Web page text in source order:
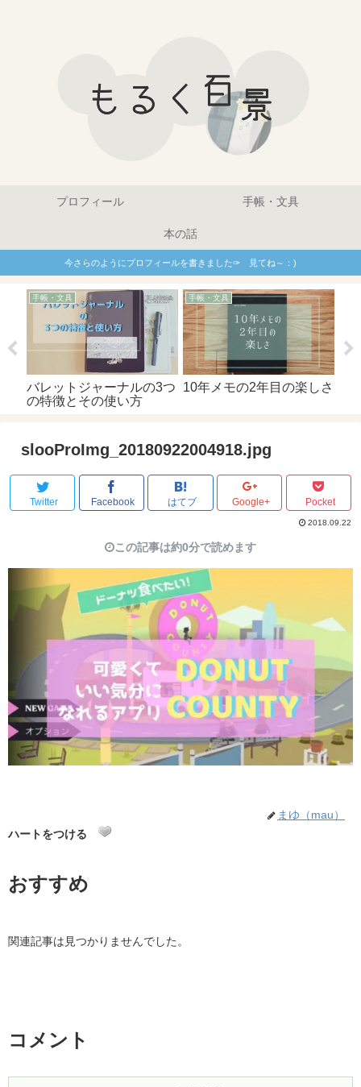
プロフィール 手帳・文具
本の話
今さらのようにプロフィールを書きました✑ 見てね～：)
手帳・文具
バレットジャーナルの3つ
の特徴とその使い方
手帳・文具
10年メモの2年目の楽しさ
slooProImg_20180922004918.jpg
Twitter Facebook はてブ Google+ Pocket
2018.09.22
この記事は約0分で読めます
まゆ（mau）
ハートをつける
おすすめ
関連記事は見つかりませんでした。
コメント